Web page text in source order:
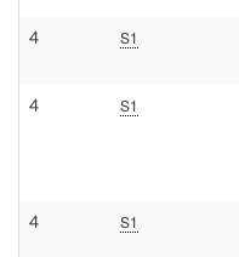
4 S1
4 S1
4 S1